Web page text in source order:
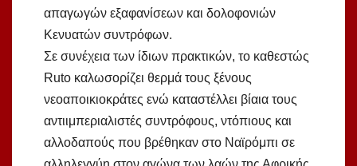
απαγωγών εξαφανίσεων και δολοφονιών
Κενυατών συντρόφων.
Σε συνέχεια των ίδιων πρακτικών, το καθεστώς
Ruto καλωσορίζει θερμά τους ξένους
νεοαποικιοκράτες ενώ καταστέλλει βίαια τους
αντιιμπεριαλιστές συντρόφους, ντόπιους και
αλλοδαπούς που βρέθηκαν στο Ναϊρόμπι σε